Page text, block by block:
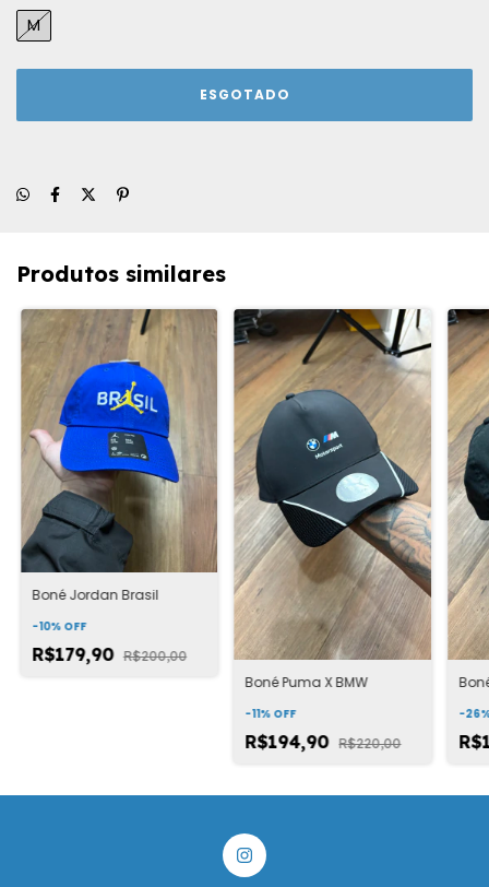
M
Produtos similares
Boné Jordan Brasil
-10% OFF
R$179,90 R$200,00
Boné Puma X BMW
-11% OFF
R$194,90 R$220,00
-26